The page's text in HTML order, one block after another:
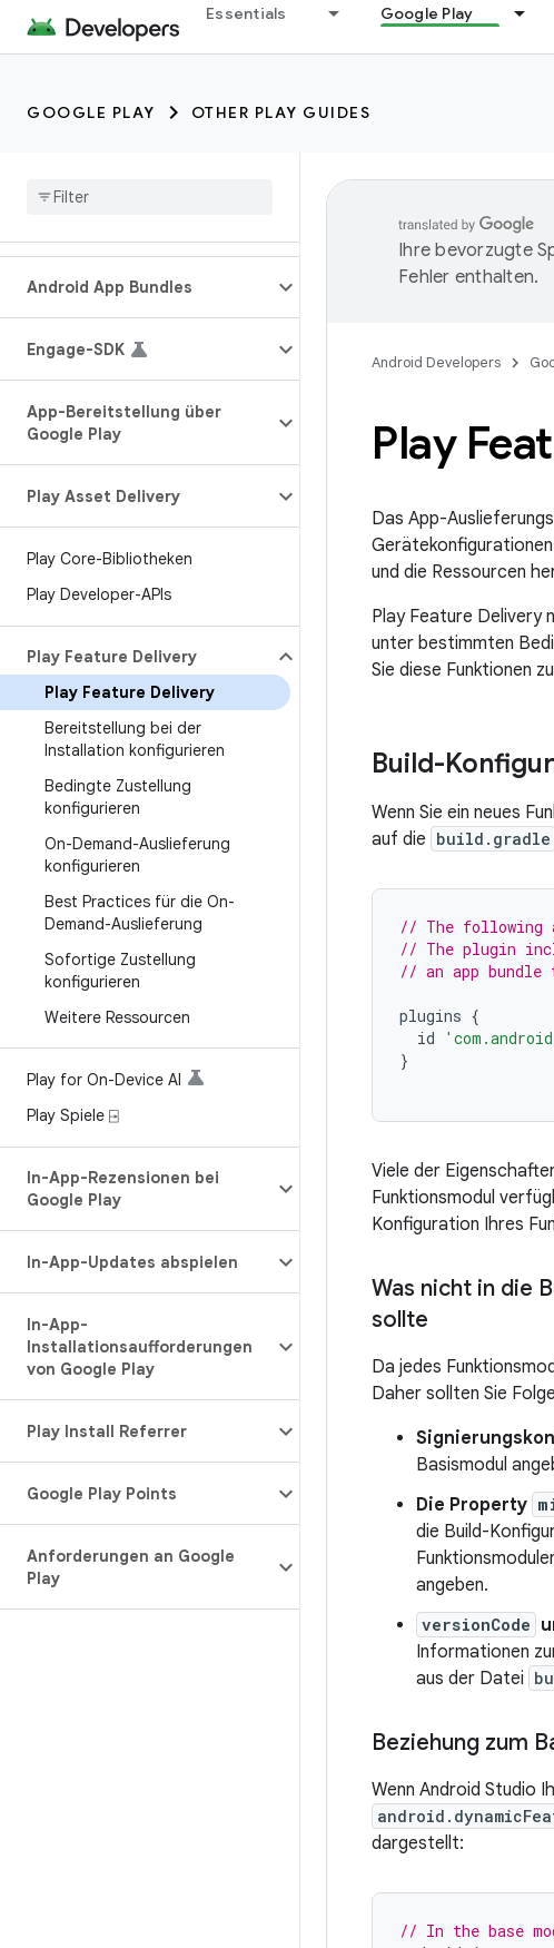
Essentials Google Play
GOOGLE PLAY OTHER PLAY GUIDES
Android App Bundles
Engage-SDK
App-Bereitstellung über
Google Play
Play Asset Delivery
Play Core-Bibliotheken
Play Developer-APIs
Play Feature Delivery
Play Feature Delivery
Bereitstellung bei der
Installation konfigurieren
Bedingte Zustellung
konfigurieren
On-Demand-Auslieferung
konfigurieren
Best Practices für die On-
Demand-Auslieferung
Sofortige Zustellung
konfigurieren
Weitere Ressourcen
Play for On-Device AI
Play Spiele ⍈
In-App-Rezensionen bei
Google Play
In-App-Updates abspielen
In-App-
Installationsaufforderungen
von Google Play
Play Install Referrer
Google Play Points
Anforderungen an Google
Play
Ihre bevorzugte
Fehler enthalten.
Android Developers
Play
Das App-
und die Ressourcen
Play Feature Delivery
unter bestimmten
Sie diese Funktionen
Build-
Wenn Sie ein neues
auf die build.gradle
// The following
// The plugin
// an app bundle
plugins {
id
}
Viele der
Funktionsmodul
Konfiguration Ihres
Was nicht in die
sollte
Da jedes
Daher sollten Sie
Basismodul
Die Property
die Build-
angeben.
versionCode
Informationen
aus der Datei
Beziehung zum
Wenn Android Studio
dargestellt:
// In the base